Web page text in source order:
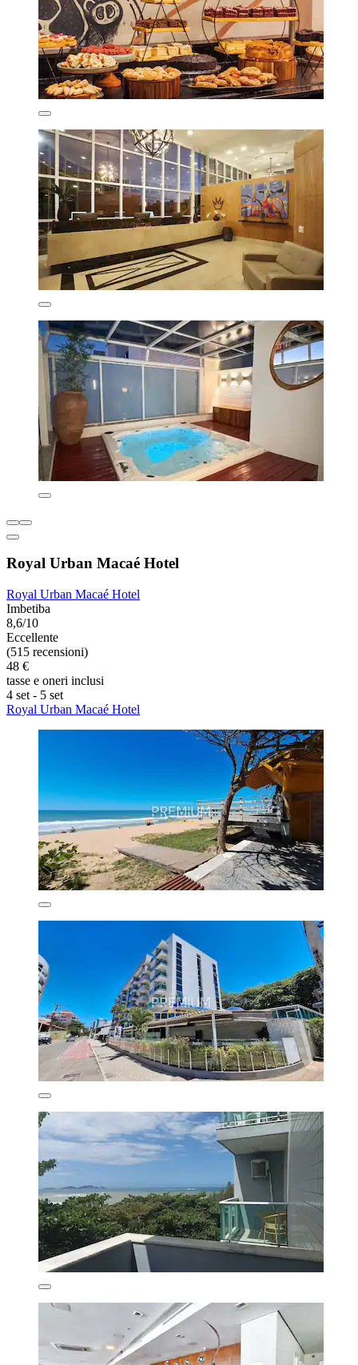
Royal Urban Macaé Hotel
Royal Urban Macaé Hotel
Imbetiba
8,6/10
Eccellente
(515 recensioni)
48 €
tasse e oneri inclusi
4 set - 5 set
Royal Urban Macaé Hotel